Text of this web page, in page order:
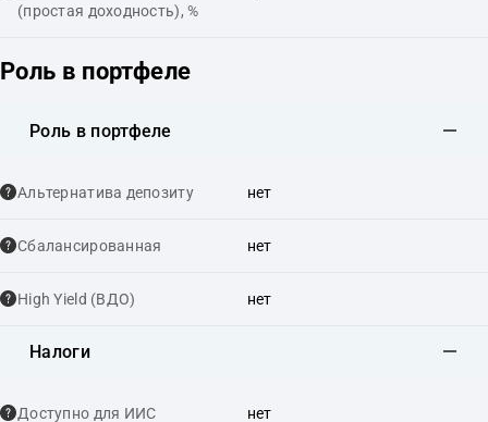
(простая доходность), %
Роль в портфеле
Роль в портфеле
Альтернатива депозиту нет
Сбалансированная нет
High Yield (ВДО) нет
Налоги
Доступно для ИИС нет